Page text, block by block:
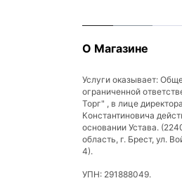
О Магазине
Услуги оказывает:
ограниченной
Торг" , в лице
Константиновича
основании Устава.
область, г. Брест, ул.
4).
УПН: 291888049.